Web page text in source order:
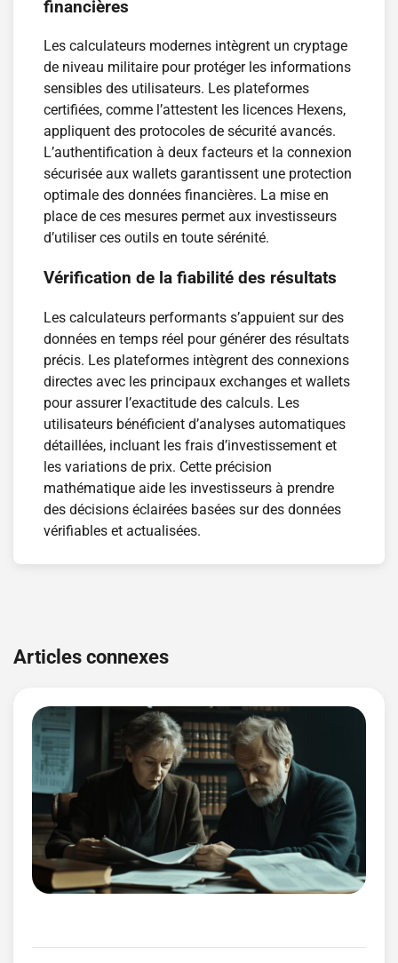
financières
Les calculateurs modernes intègrent un cryptage
de niveau militaire pour protéger les informations
sensibles des utilisateurs. Les plateformes
certifiées, comme l’attestent les licences Hexens,
appliquent des protocoles de sécurité avancés.
L’authentification à deux facteurs et la connexion
sécurisée aux wallets garantissent une protection
optimale des données financières. La mise en
place de ces mesures permet aux investisseurs
d’utiliser ces outils en toute sérénité.
Vérification de la fiabilité des résultats
Les calculateurs performants s’appuient sur des
données en temps réel pour générer des résultats
précis. Les plateformes intègrent des connexions
directes avec les principaux exchanges et wallets
pour assurer l’exactitude des calculs. Les
utilisateurs bénéficient d’analyses automatiques
détaillées, incluant les frais d’investissement et
les variations de prix. Cette précision
mathématique aide les investisseurs à prendre
des décisions éclairées basées sur des données
vérifiables et actualisées.
de
Articles connexes